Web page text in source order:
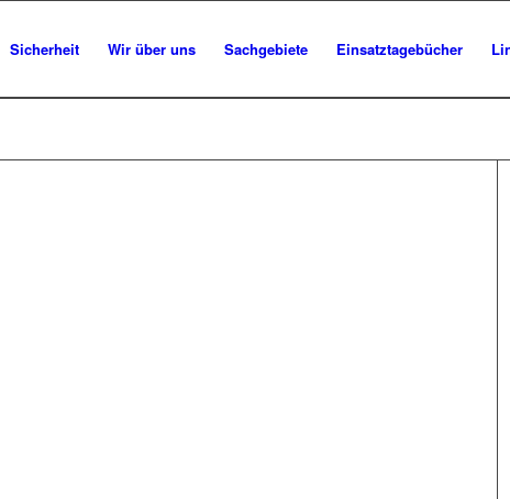
Sicherheit Wir über uns Sachgebiete Einsatztagebücher